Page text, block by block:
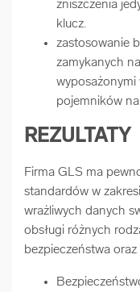
zniszczenia
klucz.
zastosowanie
zamykanych
wyposażonymi
pojemników
REZULTATY
Firma GLS ma
standardów w
wrażliwych danych
obsługi różnych
bezpieczeństwa